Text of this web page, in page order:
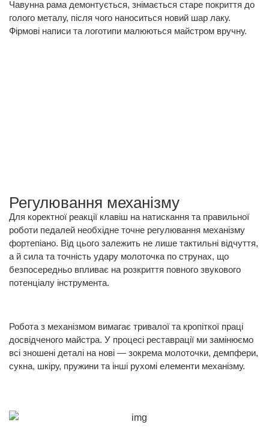
Чавунна рама демонтується, знімається старе покриття до
голого металу, після чого наноситься новий шар лаку.
Фірмові написи та логотипи малюються майстром вручну.
Регулювання механізму
Для коректної реакції клавіш на натискання та правильної
роботи педалей необхідне точне регулювання механізму
фортепіано. Від цього залежить не лише тактильні відчуття,
а й сила та точність удару молоточка по струнах, що
безпосередньо впливає на розкриття повного звукового
потенціалу інструмента.
Робота з механізмом вимагає тривалої та кропіткої праці
досвідченого майстра. У процесі реставрації ми замінюємо
всі зношені деталі на нові — зокрема молоточки, демпфери,
сукна, шкіру, пружини та інші рухомі елементи механізму.